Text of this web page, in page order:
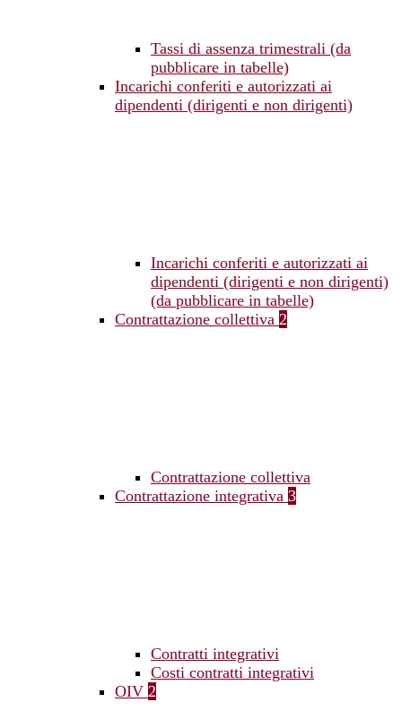
Tassi di assenza trimestrali (da
pubblicare in tabelle)
Incarichi conferiti e autorizzati ai
dipendenti (dirigenti e non dirigenti)
Incarichi conferiti e autorizzati ai
dipendenti (dirigenti e non dirigenti)
(da pubblicare in tabelle)
Contrattazione collettiva 2
Contrattazione collettiva
Contrattazione integrativa 3
Contratti integrativi
Costi contratti integrativi
OIV 2